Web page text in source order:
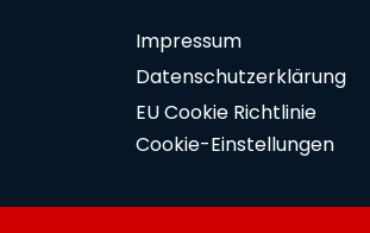
Impressum
Datenschutzerklärung
EU Cookie Richtlinie
Cookie-Einstellungen